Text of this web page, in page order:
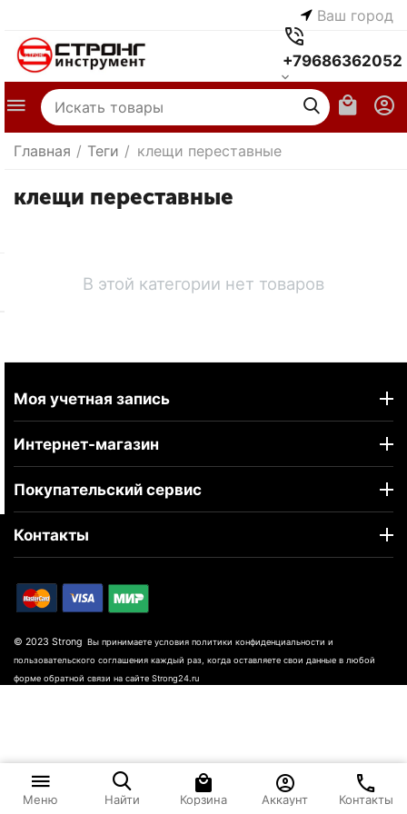
Ваш город
+79686362052
Главная / Теги / клещи переставные
клещи переставные
В этой категории нет товаров
Моя учетная запись
Интернет-магазин
Покупательский сервис
Контакты
© 2023 Strong Вы принимаете условия политики конфиденциальности и
пользовательского соглашения каждый раз, когда оставляете свои данные в любой
форме обратной связи на сайте Strong24.ru
Меню Найти Корзина Аккаунт Контакты